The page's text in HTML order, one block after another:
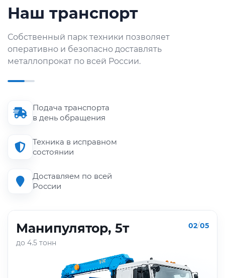
Наш транспорт
Собственный парк техники позволяет
оперативно и безопасно доставлять
металлопрокат по всей России.
Подача транспорта
в день обращения
Техника в исправном
состоянии
Доставляем по всей
России
Манипулятор, 5т
до 4.5 тонн
02/05